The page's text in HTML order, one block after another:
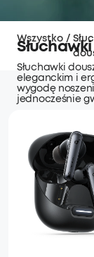
Słuchawki
eleganckim i
wygodę
jednocześnie
Wszystko /